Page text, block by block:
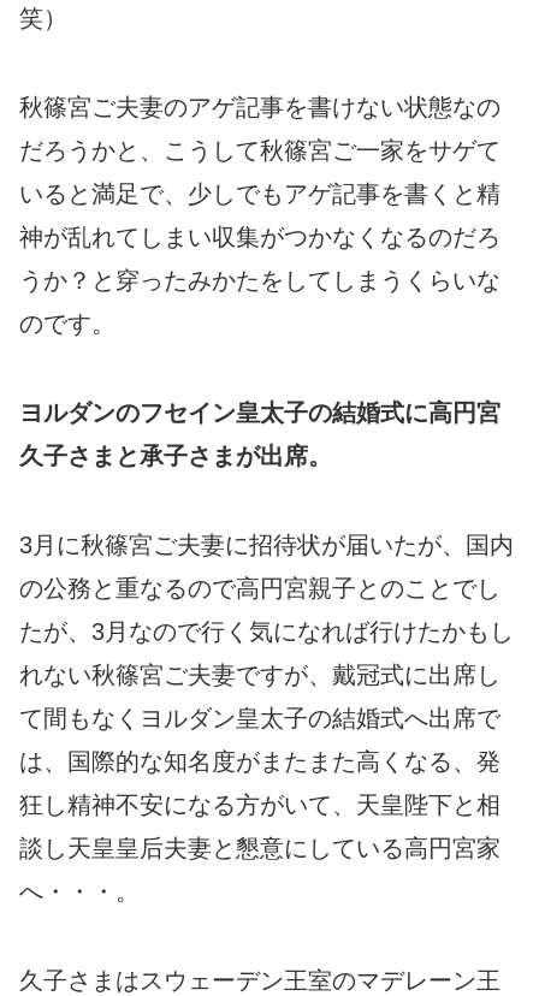
笑）
秋篠宮ご夫妻のアゲ記事を書けない状態なの
だろうかと、こうして秋篠宮ご一家をサゲて
いると満足で、少しでもアゲ記事を書くと精
神が乱れてしまい収集がつかなくなるのだろ
うか？と穿ったみかたをしてしまうくらいな
のです。
ヨルダンのフセイン皇太子の結婚式に高円宮
久子さまと承子さまが出席。
3月に秋篠宮ご夫妻に招待状が届いたが、国内
の公務と重なるので高円宮親子とのことでし
たが、3月なので行く気になれば行けたかもし
れない秋篠宮ご夫妻ですが、戴冠式に出席し
て間もなくヨルダン皇太子の結婚式へ出席で
は、国際的な知名度がまたまた高くなる、発
狂し精神不安になる方がいて、天皇陛下と相
談し天皇皇后夫妻と懇意にしている高円宮家
へ・・・。
久子さまはスウェーデン王室のマデレーン王